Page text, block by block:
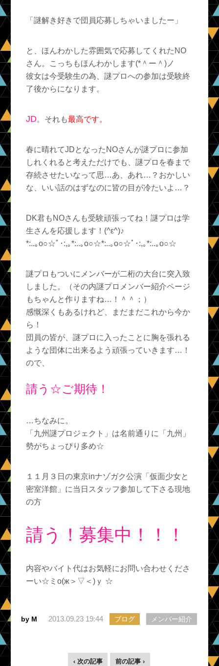
「謎解き好きで団員応募しちゃいましたー」
と、ほんわかした雰囲気で応募してくれたNO
さん。こっちもほんわかします(*＾ー＾)ノ
彼女は今受験生の為、謎プロへの参加は受験終
了後からになります。
JD。それも最高です。
春に晴れてJDとなったNOさんが謎プロに参加
しれくれると考えただけでも、謎プロを春まで
存続させたいなって思…あ、あれ…？おかしい
な、いい話のはずなのに皆の目が冷たいよ…？
DK君もNOさんも受験頑張ってね！謎プロは学
生さんを応援します！(^ε^)♪
*:..｡o○☆ﾟ･:,｡*:..｡o○☆*:..｡o○☆ﾟ･:,｡*:..｡o○☆
謎プロもついにメンバーが二桁の大台に突入致
しました。（その内謎プロメンバー紹介ページ
もちゃんと作りますね…！＾＾；）
感慨深くもあるけれど、まだまだこれから今か
ら！
団員の皆が、謎プロに入ったことに胸を張れる
ような団体に出来るよう頑張っていきます…！
ので、
請う☆ご期待！
…ちなみに。
「九州謎プロジェクト」は名前通りに「九州」
勢がちょっぴり多め☆
１１月３日の東京inナゾガク公演「仮面少女と
密室洋館」に当日スタッフ参加して下さる現地
の方
請う！募集中！！！
内容やバイト代はお気軽にお問い合わせくださ
ーい☆ミо(ж＞▽＜)ｙ ☆
by M 2013.09.23 19:44 ブログ メンバー紹介
‹ 次の記事 前の記事 ›